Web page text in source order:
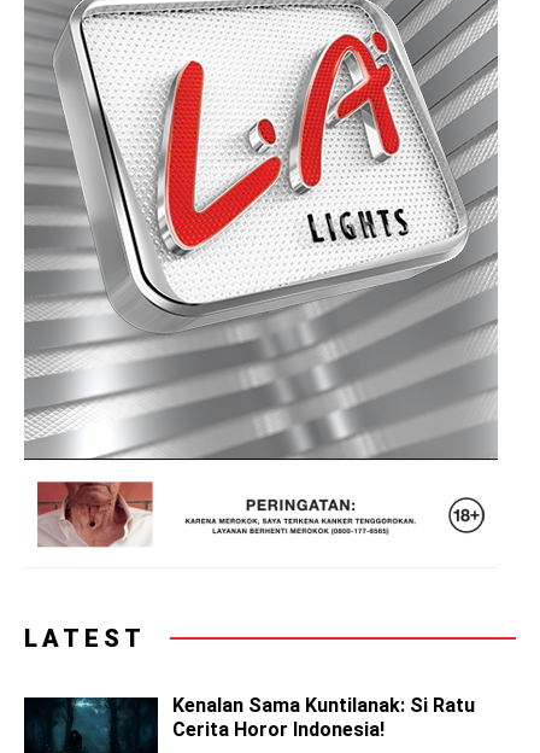
LATEST
Kenalan Sama Kuntilanak: Si Ratu
Cerita Horor Indonesia!